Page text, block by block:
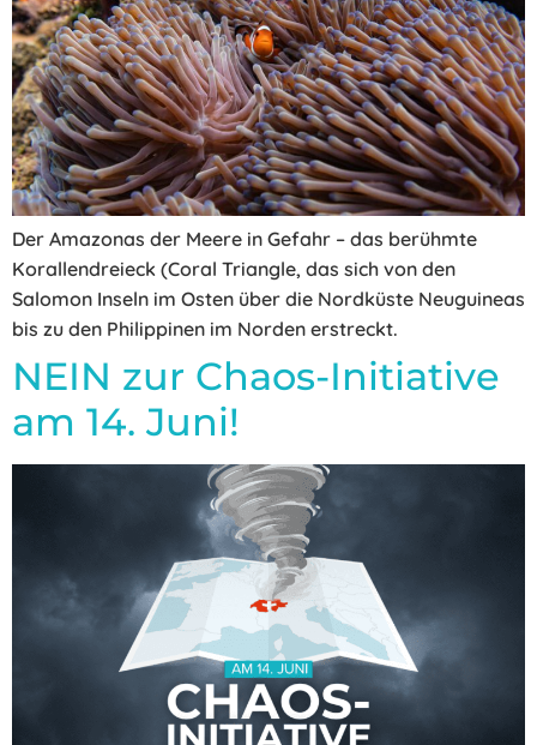
Der Amazonas der Meere in Gefahr – das berühmte
Korallendreieck (Coral Triangle, das sich von den
Salomon Inseln im Osten über die Nordküste Neuguineas
bis zu den Philippinen im Norden erstreckt.
NEIN zur Chaos-Initiative
am 14. Juni!